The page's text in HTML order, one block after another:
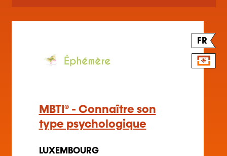
FR
MBTI® - Connaître son
type psychologique
LUXEMBOURG